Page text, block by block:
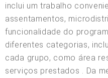
inclui um trabalho
assentamentos,
funcionalidade do
diferentes categorias,
cada grupo, como área
serviços prestados . Da